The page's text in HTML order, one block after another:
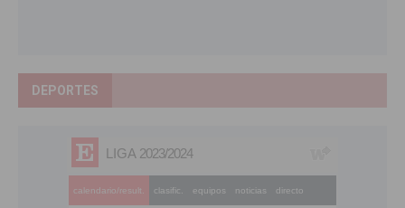
DEPORTES